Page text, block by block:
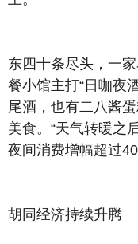
东四十条尽头，一
餐小馆主打“日咖夜
尾酒，也有二八酱
美食。“天气转暖之
夜间消费增幅超过
胡同经济持续升腾